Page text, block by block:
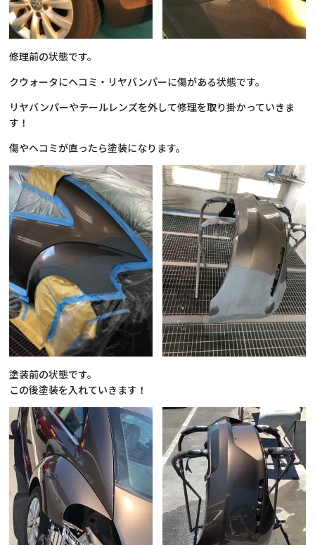
修理前の状態です。
クウォータにヘコミ・リヤバンパーに傷がある状態です。
リヤバンパーやテールレンズを外して修理を取り掛かっていきま
す！
傷やヘコミが直ったら塗装になります。
塗装前の状態です。
この後塗装を入れていきます！